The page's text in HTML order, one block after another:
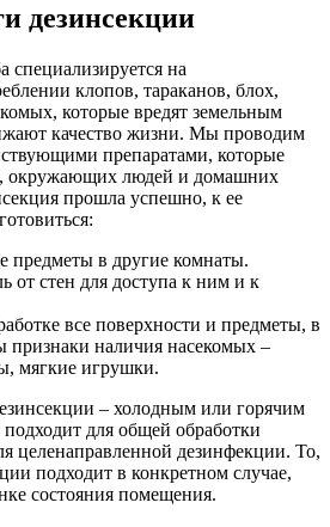
дезинсекции
специализируется на
клопов, тараканов, блох,
которые вредят земельным
качество жизни. Мы проводим
препаратами, которые
окружающих людей и домашних
прошла успешно, к ее
предметы в другие комнаты.
от стен для доступа к ним и к
все поверхности и предметы, в
признаки наличия насекомых –
мягкие игрушки.
– холодным или горячим
для общей обработки
целенаправленной дезинфекции. То,
подходит в конкретном случае,
состояния помещения.